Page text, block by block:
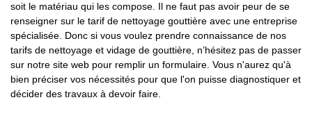
soit le matériau qui les compose. Il ne faut pas avoir peur de se
renseigner sur le tarif de nettoyage gouttière avec une entreprise
spécialisée. Donc si vous voulez prendre connaissance de nos
tarifs de nettoyage et vidage de gouttière, n’hésitez pas de passer
sur notre site web pour remplir un formulaire. Vous n'aurez qu'à
bien préciser vos nécessités pour que l'on puisse diagnostiquer et
décider des travaux à devoir faire.